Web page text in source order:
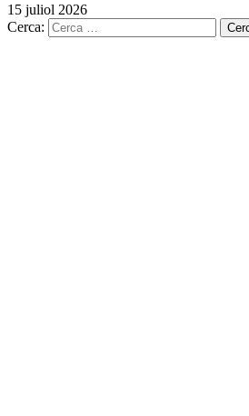
15 juliol 2026
Cerca: